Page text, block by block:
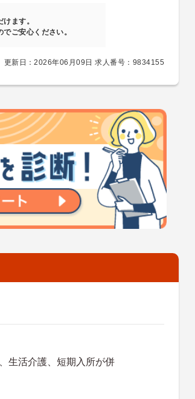
ます。
ご安心ください。
更新日：2026年06月09日 求人番号：9834155
生活介護、短期入所が併